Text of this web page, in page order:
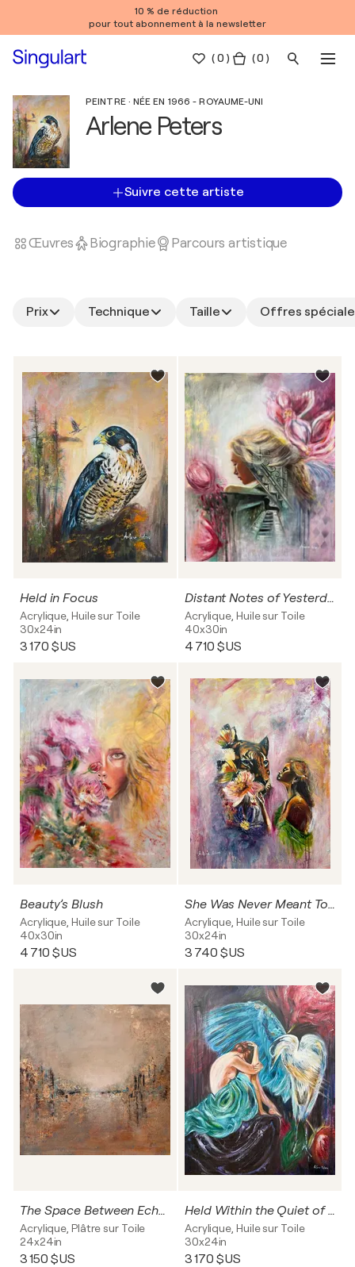
10 % de réduction
pour tout abonnement à la newsletter
(0 ) ( 0 )
PEINTRE · NÉE EN 1966 - ROYAUME-UNI
Arlene Peters
Suivre cette artiste
Œuvres Biographie Parcours artistique
Prix Technique Taille Offres
Held in Focus
Acrylique, Huile sur Toile
30x24in
3 170 $US
Distant Notes of Yesterday
Acrylique, Huile sur Toile
40x30in
4 710 $US
Beauty’s Blush
Acrylique, Huile sur Toile
40x30in
4 710 $US
She Was Never Meant To Be Tamed
Acrylique, Huile sur Toile
30x24in
3 740 $US
The Space Between Echoes
Acrylique, Plâtre sur Toile
24x24in
3 150 $US
Held Within the Quiet of Her Pain
Acrylique, Huile sur Toile
30x24in
3 170 $US